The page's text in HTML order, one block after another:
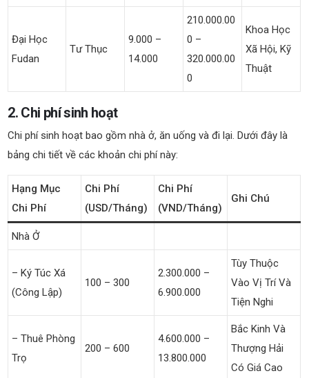
Đại Học
Fudan
Tư Thục
9.000 –
14.000
210.000.00
0 –
320.000.00
0
Khoa Học
Xã Hội, Kỹ
Thuật
2. Chi phí sinh hoạt
Chi phí sinh hoạt bao gồm nhà ở, ăn uống và đi lại. Dưới đây là
bảng chi tiết về các khoản chi phí này:
Hạng Mục
Chi Phí
Chi Phí
(USD/tháng)
Chi Phí
(VND/tháng)
Ghi Chú
Nhà Ở
– Ký Túc Xá
(Công Lập)
100 – 300
2.300.000 –
6.900.000
Tùy Thuộc
Vào Vị Trí Và
Tiện Nghi
– Thuê Phòng
Trọ
200 – 600
4.600.000 –
13.800.000
Bắc Kinh Và
Thượng Hải
Có Giá Cao